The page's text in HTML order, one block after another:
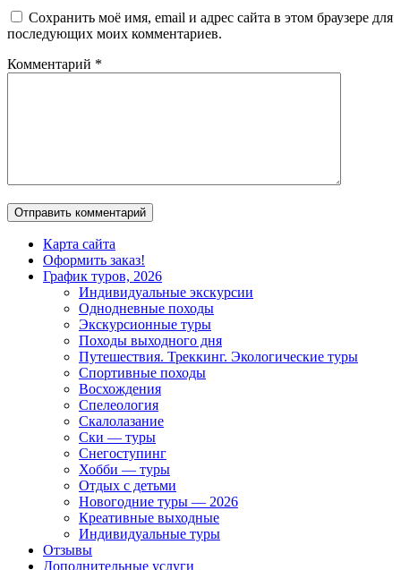
Сохранить моё имя, email и адрес сайта в этом браузере для
последующих моих комментариев.
Комментарий *
Карта сайта
Оформить заказ!
График туров, 2026
Индивидуальные экскурсии
Однодневные походы
Экскурсионные туры
Походы выходного дня
Путешествия. Треккинг. Экологические туры
Спортивные походы
Восхождения
Спелеология
Скалолазание
Ски — туры
Снегоступинг
Хобби — туры
Отдых с детьми
Новогодние туры — 2026
Креативные выходные
Индивидуальные туры
Отзывы
Дополнительные услуги